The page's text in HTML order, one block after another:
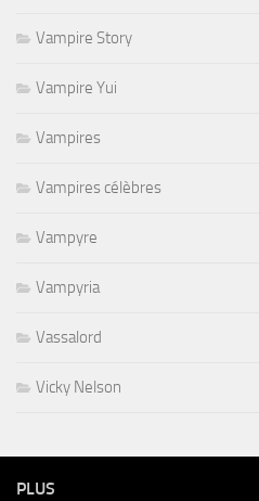
Vampire Story
Vampire Yui
Vampires
Vampires célèbres
Vampyre
Vampyria
Vassalord
Vicky Nelson
PLUS